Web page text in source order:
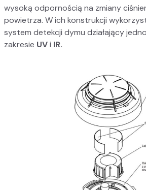
wysoką odpornością na zmiany
powietrza. W ich konstrukcji
system detekcji dymu działający
zakresie UVi IR.